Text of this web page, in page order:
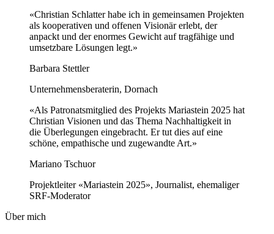
«Christian Schlatter habe ich in gemeinsamen Projekten
als kooperativen und offenen Visionär erlebt, der
anpackt und der enormes Gewicht auf tragfähige und
umsetzbare Lösungen legt.»
Barbara Stettler
Unternehmensberaterin, Dornach
«Als Patronatsmitglied des Projekts Mariastein 2025 hat
Christian Visionen und das Thema Nachhaltigkeit in
die Überlegungen eingebracht. Er tut dies auf eine
schöne, empathische und zugewandte Art.»
Mariano Tschuor
Projektleiter «Mariastein 2025», Journalist, ehemaliger
SRF-Moderator
Über mich